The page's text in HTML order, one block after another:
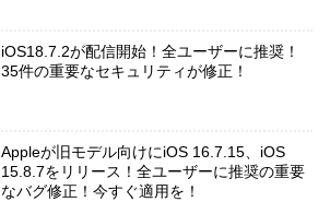
iOS18.7.2が配信開始！全ユーザーに推奨！
35件の重要なセキュリティが修正！
Appleが旧モデル向けにiOS 16.7.15、iOS
15.8.7をリリース！全ユーザーに推奨の重要
なバグ修正！今すぐ適用を！